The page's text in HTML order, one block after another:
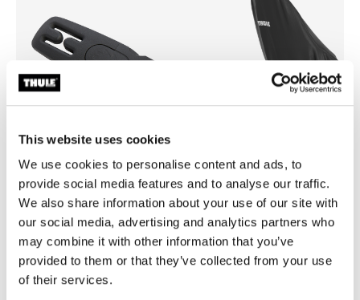
This website uses cookies
We use cookies to personalise content and ads, to
provide social media features and to analyse our traffic.
We also share information about your use of our site with
our social media, advertising and analytics partners who
may combine it with other information that you’ve
provided to them or that they’ve collected from your use
of their services.
Thule Yepp harness clip
束帶夾黑
Thule Yepp maxi rain cover
黑色防雨套